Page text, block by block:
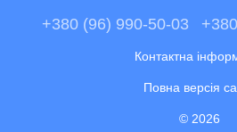
+380 (96) 990-50-03
Контактна
Повна версія
© 2026